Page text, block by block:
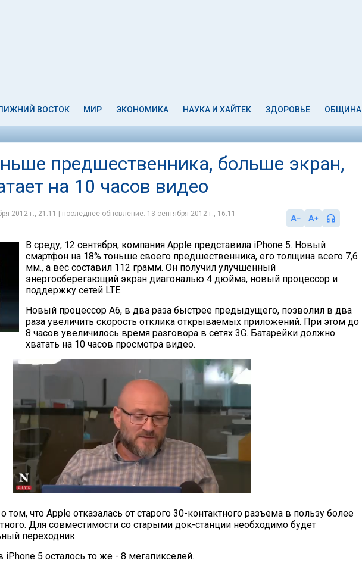
ВОСТОК МИР ЭКОНОМИКА НАУКА И ХАЙТЕК ЗДОРОВЬЕ ОБЩИНА
предшественника, больше экран,
на 10 часов видео
2012 г., 21:11 | последнее обновление: 13 сентября 2012 г., 16:11
В среду, 12 сентября, компания Apple представила iPhone 5. Новый
смартфон на 18% тоньше своего предшественника, его толщина всего 7,6
мм., а вес составил 112 грамм. Он получил улучшенный
энергосберегающий экран диагональю 4 дюйма, новый процессор и
поддержку сетей LTE.
Новый процессор А6, в два раза быстрее предыдущего, позволил в два
раза увеличить скорость отклика открываемых приложений. При этом до
8 часов увеличилось время разговора в сетях 3G. Батарейки должно
хватать на 10 часов просмотра видео.
том, что Apple отказалась от старого 30-контактного разъема в пользу более
Для совместимости со старыми док-станции необходимо будет
переходник.
5 осталось то же - 8 мегапикселей.